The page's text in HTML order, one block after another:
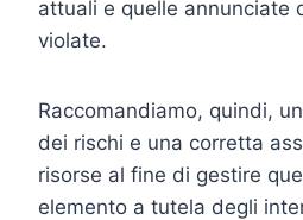
attuali e quelle annunciate
violate.
Raccomandiamo, quindi,
dei rischi e una corretta
risorse al fine di gestire
elemento a tutela degli